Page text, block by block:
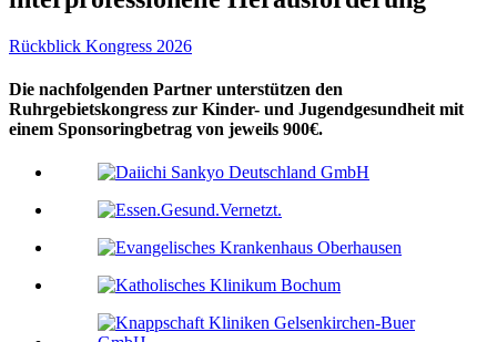
Rückblick Kongress 2026
Die nachfolgenden Partner unterstützen den
Ruhrgebietskongress zur Kinder- und Jugendgesundheit mit
einem Sponsoringbetrag von jeweils 900€.